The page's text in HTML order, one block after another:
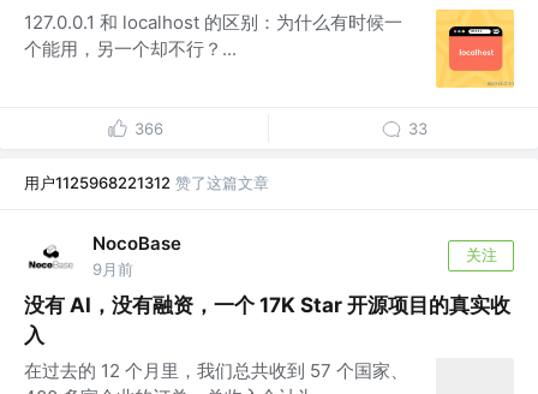
127.0.0.1 和 localhost 的区别：为什么有时候一
个能用，另一个却不行？...
366 33
用户1125968221312 赞了这篇文章
NocoBase
9月前
关注
没有 AI，没有融资，一个 17K Star 开源项目的真实收
入
在过去的 12 个月里，我们总共收到 57 个国家、